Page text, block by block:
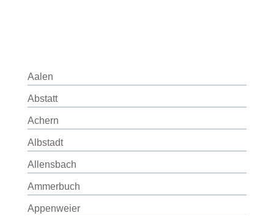
Aalen
Abstatt
Achern
Albstadt
Allensbach
Ammerbuch
Appenweier